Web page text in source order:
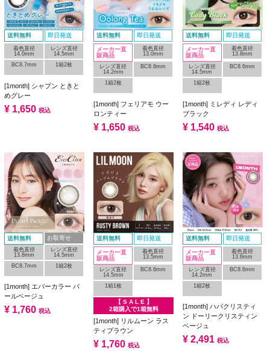
送料無料 即日発送
着色直径
14.0mm
レンズ直径
14.5mm
BC8.7mm
1箱2枚
[1month] シャプン ときと
めグレー
¥ 1,650 税込
送料無料 即日発送
メーカー直
販商品
着色直径
13.0mm
レンズ直径
14.2mm
BC8.6mm
1箱2枚
[1month] フェリアモ ウー
ロンティー
¥ 1,650 税込
送料無料 即日発送
メーカー直
販商品
着色直径
13.8mm
レンズ直径
14.5mm
BC8.6mm
1箱2枚
[1month] ミレディ レディ
ブラック
¥ 1,540 税込
送料無料 お取寄せ
着色直径
13.8mm
レンズ直径
14.5mm
BC8.7mm
1箱2枚
[1month] エバーカラー パ
ールベージュ
¥ 1,760 税込
送料無料 即日発送
メーカー直
販商品
着色直径
13.5mm
レンズ直径
14.5mm
BC8.6mm
1箱1枚
【 S A L E 】
2箱購入で1箱無料
[1month] リルムーン ラス
ティブラウン
¥ 1,760 税込
送料無料 即日発送
メーカー直
販商品
着色直径
13.6mm
レンズ直径
14.2mm
BC8.6mm
1箱2枚
[1month] ハパクリスティ
ン ドーリークリスティン
ベージュ
¥ 2,491 税込